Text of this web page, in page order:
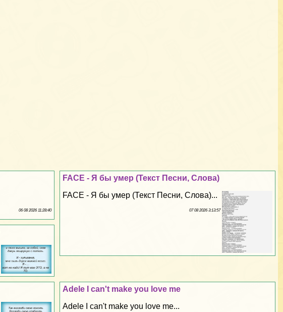
FACE - Я бы умер (Текст Песни, Слова)
FACE - Я бы умер (Текст Песни, Слова)...
07 08 2026 3:13:57
06 08 2026 11:28:40
Adele I can't make you love me
Adele I can't make you love me...